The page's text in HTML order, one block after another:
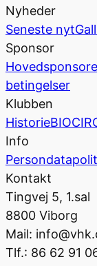
Nyheder
Seneste nyt
Sponsor
betingelser
Klubben
Historie
Info
Kontakt
Tingvej 5, 1.sal
8800 Viborg
Mail:
Tlf.: 86 62 91